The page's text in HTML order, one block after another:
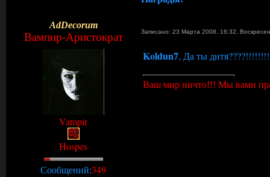
AdDecorum
Вампир-Аристократ Записано: 23 Марта 2008, 16:32,
Vampir
Hospes
Сообщений:349
Koldun7, Да ты
Ваш мир ничто!!! Мы вами